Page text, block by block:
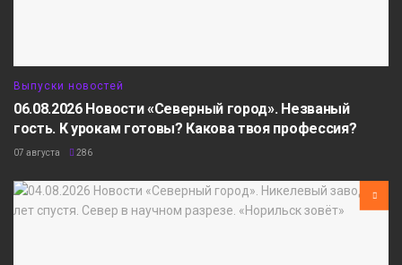
Выпуски новостей
06.08.2026 Новости «Северный город». Незваный
гость. К урокам готовы? Какова твоя профессия?
07 августа 286